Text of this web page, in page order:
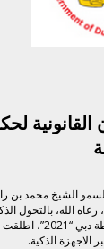
القانونية
الشيخ محمد بن
الله، بالتحول
الحكومية،
الاجهزة الذكية.